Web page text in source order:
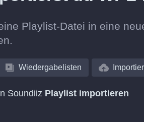
Playlist-Datei in eine
Wiedergabelisten
Soundiiz Playlist importieren